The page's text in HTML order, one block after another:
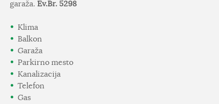
garaža. Ev.Br. 5298
Klima
Balkon
Garaža
Parkirno mesto
Kanalizacija
Telefon
Gas